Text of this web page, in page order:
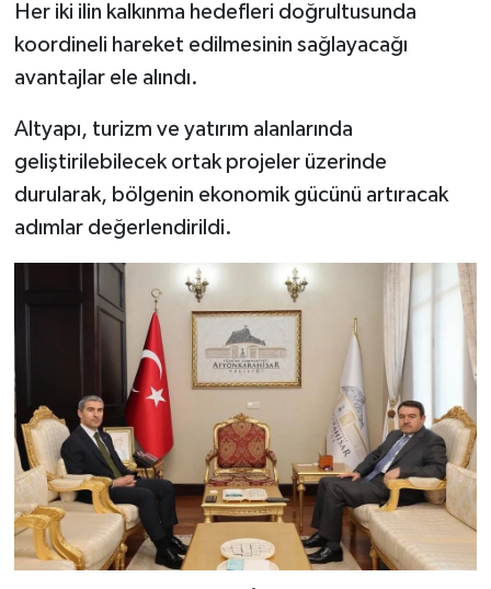
Her iki ilin kalkınma hedefleri doğrultusunda
koordineli hareket edilmesinin sağlayacağı
avantajlar ele alındı.
Altyapı, turizm ve yatırım alanlarında
geliştirilebilecek ortak projeler üzerinde
durularak, bölgenin ekonomik gücünü artıracak
adımlar değerlendirildi.